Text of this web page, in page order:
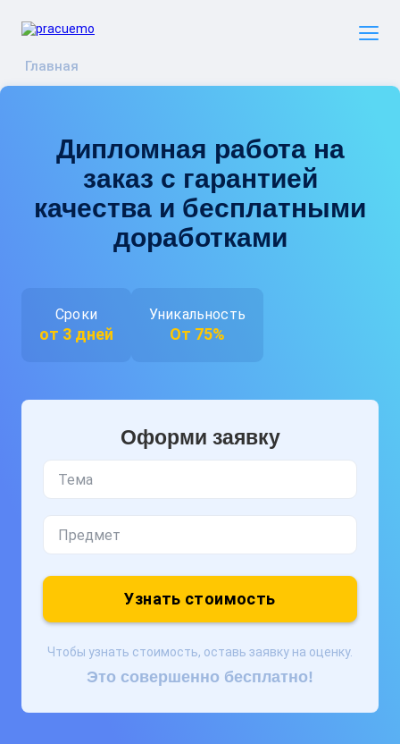
Главная
Дипломная работа на
заказ с гарантией
качества и бесплатными
доработками
Сроки
от 3 дней
Уникальность
От 75%
Оформи заявку
Узнать стоимость
Чтобы узнать стоимость, оставь заявку на оценку.
Это совершенно бесплатно!